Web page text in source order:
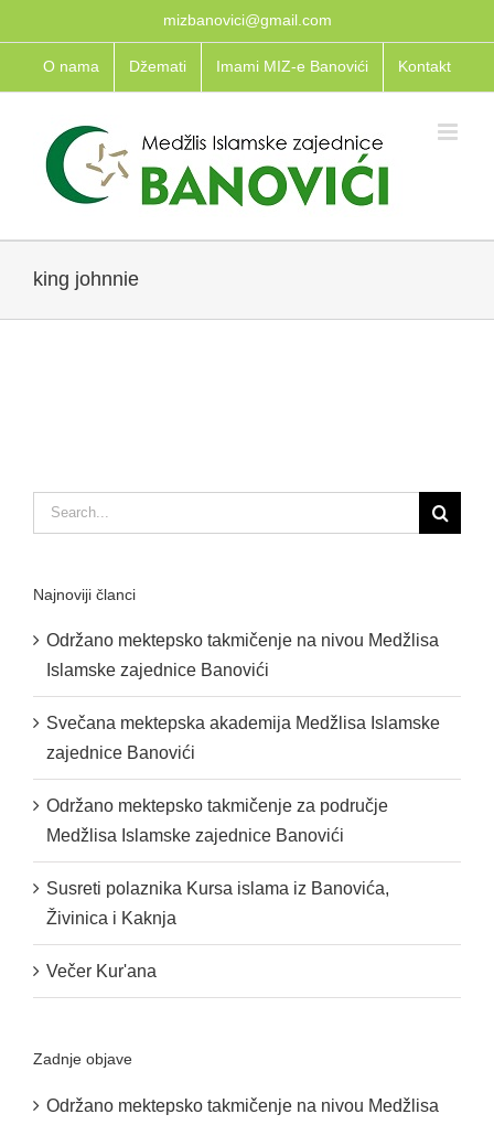
to
content
mizbanovici@gmail.com
O nama Džemati Imami MIZ-e Banovići Kontakt
king johnnie
Search
for:
Najnoviji članci
Održano mektepsko takmičenje na nivou Medžlisa
Islamske zajednice Banovići
Svečana mektepska akademija Medžlisa Islamske
zajednice Banovići
Održano mektepsko takmičenje za područje
Medžlisa Islamske zajednice Banovići
Susreti polaznika Kursa islama iz Banovića,
Živinica i Kaknja
Večer Kur'ana
Zadnje objave
Održano mektepsko takmičenje na nivou Medžlisa